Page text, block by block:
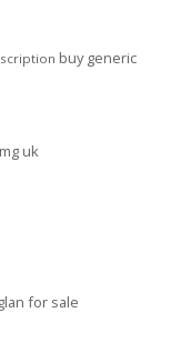
buy generic
uk
for sale